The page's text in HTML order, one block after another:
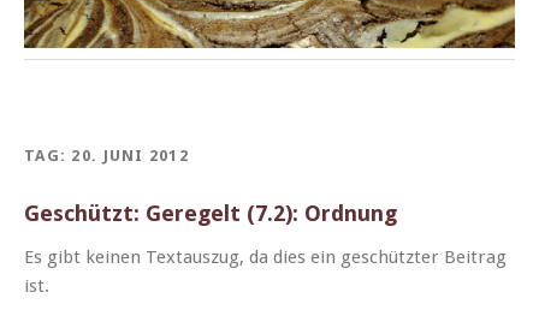
TAG: 20. JUNI 2012
Geschützt: Geregelt (7.2): Ordnung
Es gibt keinen Tex­tauszug, da dies ein geschützter Beitrag
ist.